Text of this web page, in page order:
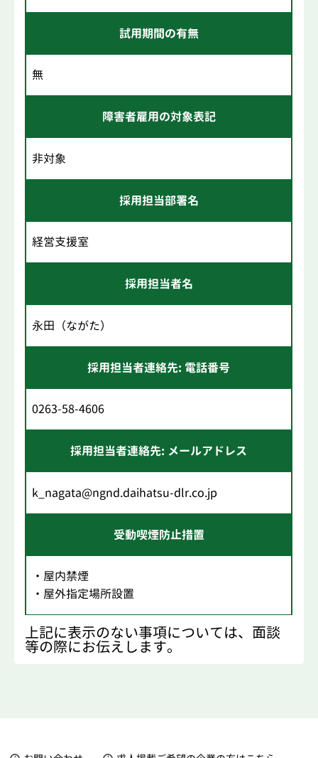
試用期間の有無
無
障害者雇用の対象表記
非対象
採用担当部署名
経営支援室
採用担当者名
永田（ながた）
採用担当者連絡先: 電話番号
0263-58-4606
採用担当者連絡先: メールアドレス
k_nagata@ngnd.daihatsu-dlr.co.jp
受動喫煙防止措置
・屋内禁煙
・屋外指定場所設置
上記に表示のない事項については、面談
等の際にお伝えします。